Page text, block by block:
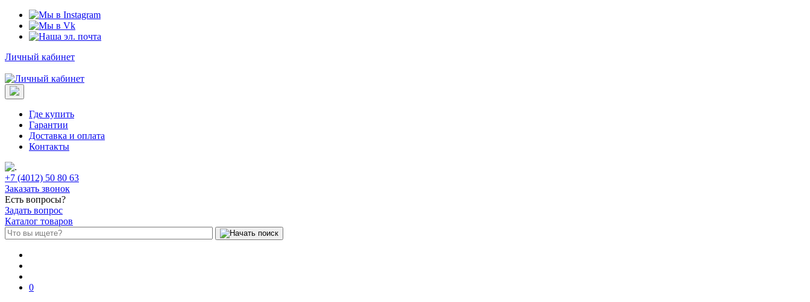
Личный кабинет
Где купить
Гарантии
Доставка и оплата
Контакты
+7 (4012) 50 80 63
Заказать звонок
Есть вопросы?
Задать вопрос
Каталог товаров
0